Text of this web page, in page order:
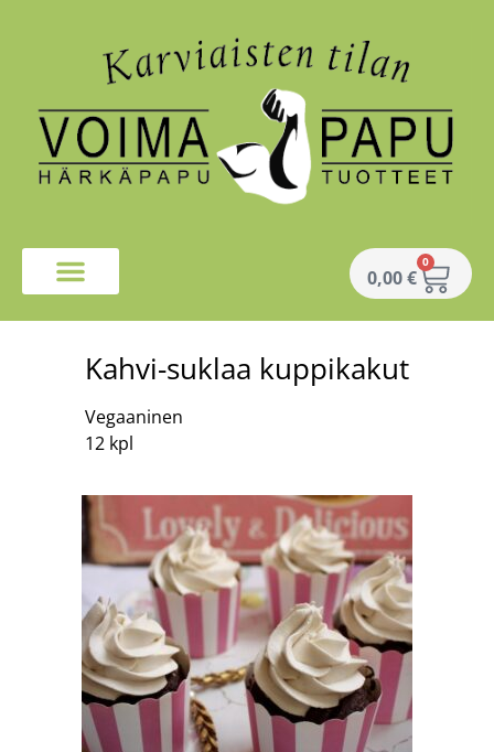
0,00€
0
Kahvi-suklaa kuppikakut
Vegaaninen
12 kpl